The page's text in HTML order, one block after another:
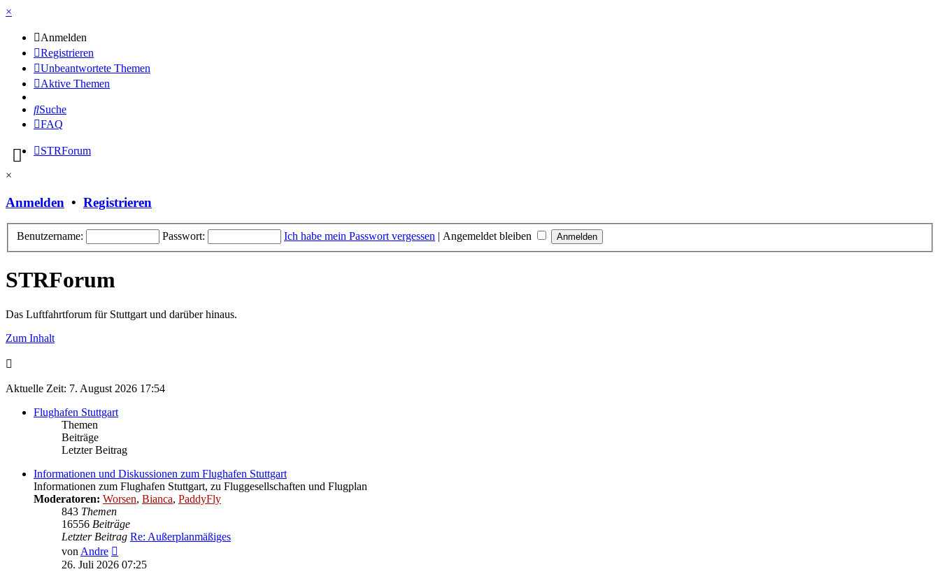
×
Anmelden
Registrieren
Unbeantwortete Themen
Aktive Themen
Suche
FAQ
STRForum
×
Anmelden • Registrieren
Benutzername: Passwort: Ich habe mein Passwort vergessen | Angemeldet bleiben
STRForum
Das Luftfahrtforum für Stuttgart und darüber hinaus.
Zum Inhalt
Aktuelle Zeit: 7. August 2026 17:54
Flughafen Stuttgart
Themen
Beiträge
Letzter Beitrag
Informationen und Diskussionen zum Flughafen Stuttgart
Informationen zum Flughafen Stuttgart, zu Fluggesellschaften und Flugplan
Moderatoren: Worsen, Bianca, PaddyFly
843 Themen
16556 Beiträge
Letzter Beitrag Re: Außerplanmäßiges
von Andre
Beitrag
26. Juli 2026 07:25